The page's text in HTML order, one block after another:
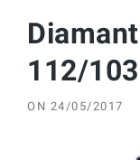
112/
ON 24/05/2017